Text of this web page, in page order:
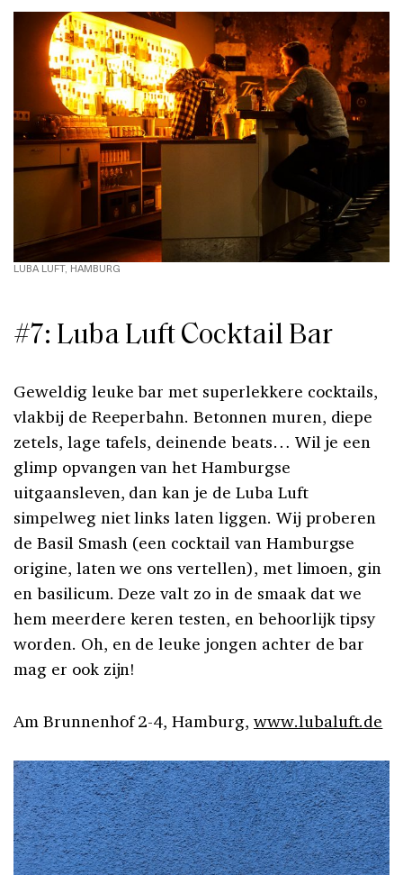
LUBA LUFT, HAMBURG
#7: Luba Luft Cocktail Bar
Geweldig leuke bar met superlekkere cocktails,
vlakbij de Reeperbahn. Betonnen muren, diepe
zetels, lage tafels, deinende beats… Wil je een
glimp opvangen van het Hamburgse
uitgaansleven, dan kan je de Luba Luft
simpelweg niet links laten liggen. Wij proberen
de Basil Smash (een cocktail van Hamburgse
origine, laten we ons vertellen), met limoen, gin
en basilicum. Deze valt zo in de smaak dat we
hem meerdere keren testen, en behoorlijk tipsy
worden. Oh, en de leuke jongen achter de bar
mag er ook zijn!
Am Brunnenhof 2-4, Hamburg, www.lubaluft.de